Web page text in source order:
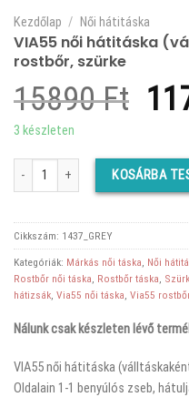
Kezdőlap / Női hátitáska
VIA55 női hátitáska
rostbőr, szürke
15890Ft
3 készleten
VIA55 női hátitáska (válltáskaként
KOSÁRBA
Cikkszám: 1437_GREY
Kategóriák: Márkás női táska, Női
Rostbőr női táska, Rostbőr táska,
hátizsák, Via55 női táska, Via55
Nálunk csak készleten lévő
VIA55 női hátitáska
Oldalain 1-1 benyúlós zseb,